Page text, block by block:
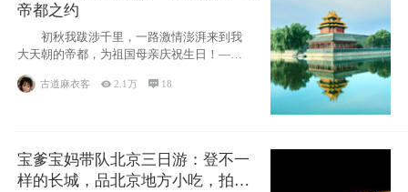
帝都之约
初秋我跋涉千里，一路激情澎湃来到我
大天朝的帝都，为祖国母亲庆祝生日！——
古道麻衣客 2.1万  18
宝爹宝妈带队北京三日游：登不一
样的长城，品北京地方小吃，拍盘